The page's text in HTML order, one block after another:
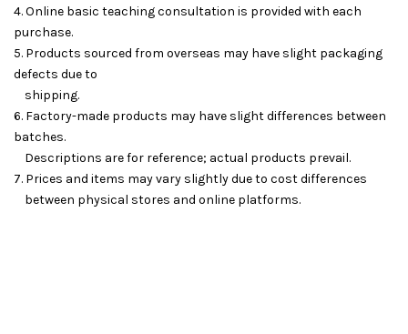
4. Online basic teaching consultation is provided with each
purchase.
5. Products sourced from overseas may have slight packaging
defects due to
shipping.
6. Factory-made products may have slight differences between
batches.
Descriptions are for reference; actual products prevail.
7. Prices and items may vary slightly due to cost differences
between physical stores and online platforms.